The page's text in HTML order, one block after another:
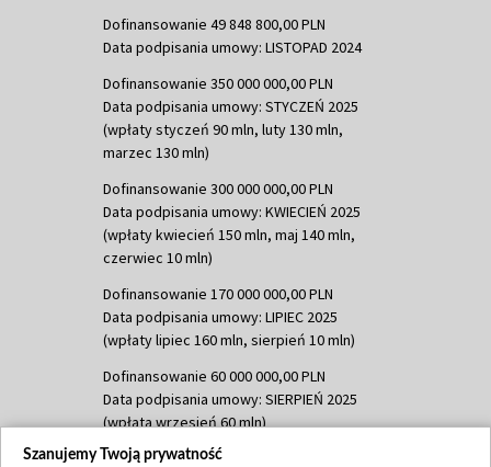
Dofinansowanie 49 848 800,00 PLN
Data podpisania umowy: LISTOPAD 2024
Dofinansowanie 350 000 000,00 PLN
Data podpisania umowy: STYCZEŃ 2025
(wpłaty styczeń 90 mln, luty 130 mln,
marzec 130 mln)
Dofinansowanie 300 000 000,00 PLN
Data podpisania umowy: KWIECIEŃ 2025
(wpłaty kwiecień 150 mln, maj 140 mln,
czerwiec 10 mln)
Dofinansowanie 170 000 000,00 PLN
Data podpisania umowy: LIPIEC 2025
(wpłaty lipiec 160 mln, sierpień 10 mln)
Dofinansowanie 60 000 000,00 PLN
Data podpisania umowy: SIERPIEŃ 2025
(wpłata wrzesień 60 mln)
Dofinansowanie 635 783 051,21 PLN
Szanujemy Twoją prywatność